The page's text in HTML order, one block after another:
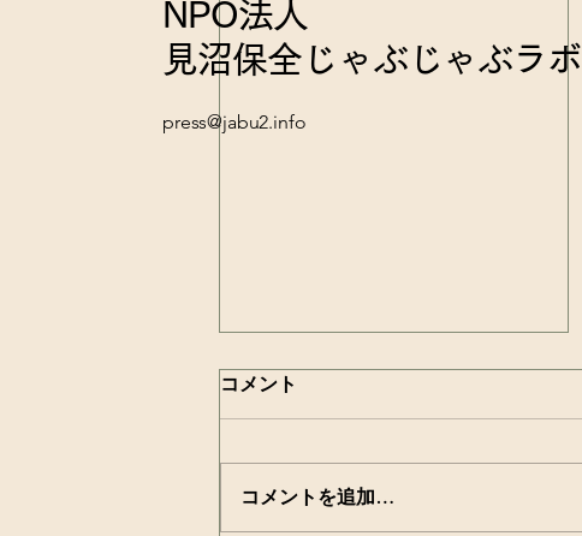
コメント
コメントを追加…
NPO法人
見沼保全じゃぶじゃぶラボ
press@jabu2.info